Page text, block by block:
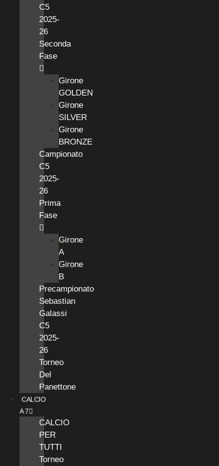
C5
2025-
26
Seconda
Fase
Girone
GOLDEN
Girone
SILVER
Girone
BRONZE
Campionato
C5
2025-
26
Prima
Fase
Girone
A
Girone
B
Precampionato
Sebastian
Galassi
C5
2025-
26
Torneo
Del
Panettone
CALCIO
A 7
CALCIO
PER
TUTTI
Torneo